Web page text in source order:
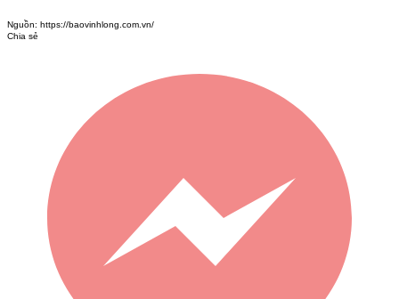
Nguồn: https://baovinhlong.com.vn/
Chia sẻ